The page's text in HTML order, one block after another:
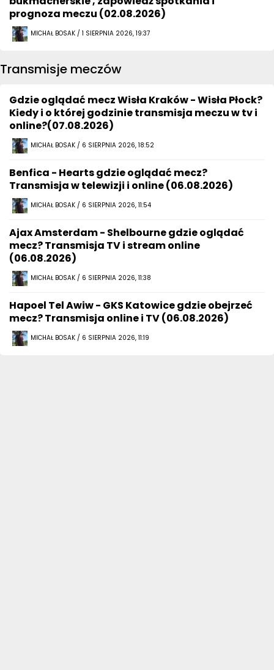
prognoza meczu (02.08.2026)
MICHAŁ BOSAK / 1 SIERPNIA 2026, 19:37
Transmisje meczów
Gdzie oglądać mecz Wisła Kraków - Wisła Płock?
Kiedy i o której godzinie transmisja meczu w tv i
online?(07.08.2026)
MICHAŁ BOSAK / 6 SIERPNIA 2026, 18:52
Benfica - Hearts gdzie oglądać mecz?
Transmisja w telewizji i online (06.08.2026)
MICHAŁ BOSAK / 6 SIERPNIA 2026, 11:54
Ajax Amsterdam - Shelbourne gdzie oglądać
mecz? Transmisja TV i stream online
(06.08.2026)
MICHAŁ BOSAK / 6 SIERPNIA 2026, 11:38
Hapoel Tel Awiw - GKS Katowice gdzie obejrzeć
mecz? Transmisja online i TV (06.08.2026)
MICHAŁ BOSAK / 6 SIERPNIA 2026, 11:19